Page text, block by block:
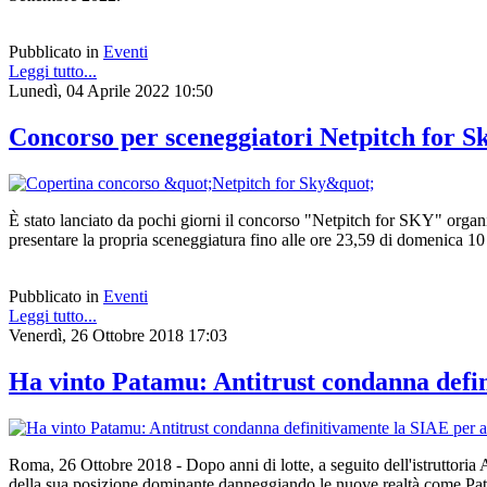
Pubblicato in Eventi
Leggi tutto...
Lunedì, 04 Aprile 2022 10:50
Concorso per sceneggiatori Netpitch for
È stato lanciato da pochi giorni il concorso "Netpitch for SKY"
presentare la propria sceneggiatura fino alle ore 23,59 di domenica
Pubblicato in Eventi
Leggi tutto...
Venerdì, 26 Ottobre 2018 17:03
Ha vinto Patamu: Antitrust condanna
Roma, 26 Ottobre 2018 - Dopo anni di lotte, a seguito dell'istruttoria